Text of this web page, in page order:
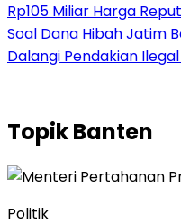
Rp105 Miliar Harga
Soal Dana Hibah Jatim
Dalangi Pendakian
TopikBanten
Politik